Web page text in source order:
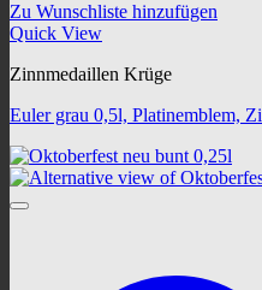
Zu Wunschliste hinzufügen
Quick View
Zinnmedaillen Krüge
Euler grau 0,5l, Platinemblem,